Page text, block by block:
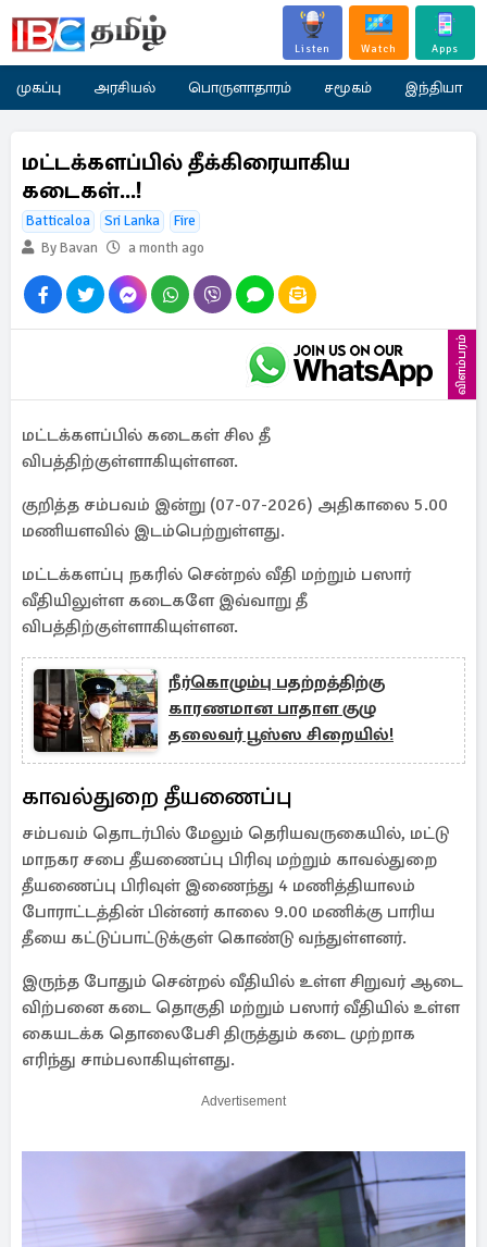
Listen Watch Apps
முகப்பு அரசியல் பொருளாதாரம் சமூகம் இந்தியா
மட்டக்களப்பில் தீக்கிரையாகிய
கடைகள்...!
Batticaloa Sri Lanka
Fire
By Bavan
a month ago
விளம்பரம்
மட்டக்களப்பில் கடைகள் சில தீ
விபத்திற்குள்ளாகியுள்ளன.
குறித்த சம்பவம் இன்று (07-07-2026) அதிகாலை 5.00
மணியளவில் இடம்பெற்றுள்ளது.
மட்டக்களப்பு நகரில் சென்றல் வீதி மற்றும் பஸார்
வீதியிலுள்ள கடைகளே இவ்வாறு தீ
விபத்திற்குள்ளாகியுள்ளன.
நீர்கொழும்பு பதற்றத்திற்கு
காரணமான பாதாள குழு
தலைவர் பூஸ்ஸ சிறையில்!
காவல்துறை தீயணைப்பு
சம்பவம் தொடர்பில் மேலும் தெரியவருகையில், மட்டு
மாநகர சபை தீயணைப்பு பிரிவு மற்றும் காவல்துறை
தீயணைப்பு பிரிவுள் இணைந்து 4 மணித்தியாலம்
போராட்டத்தின் பின்னர் காலை 9.00 மணிக்கு பாரிய
தீயை கட்டுப்பாட்டுக்குள் கொண்டு வந்துள்ளனர்.
இருந்த போதும் சென்றல் வீதியில் உள்ள சிறுவர் ஆடை
விற்பனை கடை தொகுதி மற்றும் பஸார் வீதியில் உள்ள
கையடக்க தொலைபேசி திருத்தும் கடை முற்றாக
எரிந்து சாம்பலாகியுள்ளது.
Advertisement